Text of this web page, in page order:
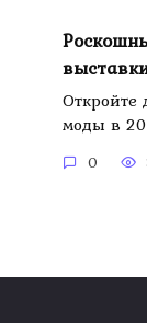
Откройте
моды в
0